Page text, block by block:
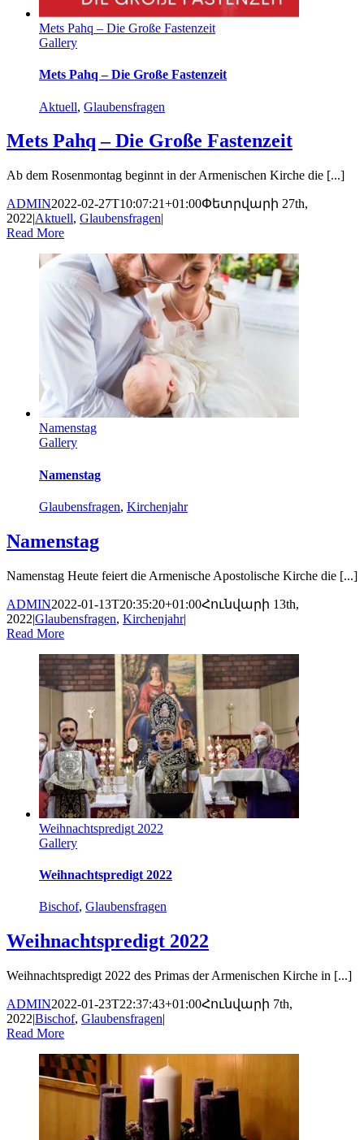
Mets Pahq – Die Große Fastenzeit
Gallery
Mets Pahq – Die Große Fastenzeit
Aktuell, Glaubensfragen
Mets Pahq – Die Große Fastenzeit
Ab dem Rosenmontag beginnt in der Armenischen Kirche die [...]
ADMIN2022-02-27T10:07:21+01:00Փետրվարի 27th,
2022|Aktuell, Glaubensfragen|
Read More
Namenstag
Gallery
Namenstag
Glaubensfragen, Kirchenjahr
Namenstag
Namenstag Heute feiert die Armenische Apostolische Kirche die [...]
ADMIN2022-01-13T20:35:20+01:00Հունվարի 13th,
2022|Glaubensfragen, Kirchenjahr|
Read More
Weihnachtspredigt 2022
Gallery
Weihnachtspredigt 2022
Bischof, Glaubensfragen
Weihnachtspredigt 2022
Weihnachtspredigt 2022 des Primas der Armenischen Kirche in [...]
ADMIN2022-01-23T22:37:43+01:00Հունվարի 7th,
2022|Bischof, Glaubensfragen|
Read More